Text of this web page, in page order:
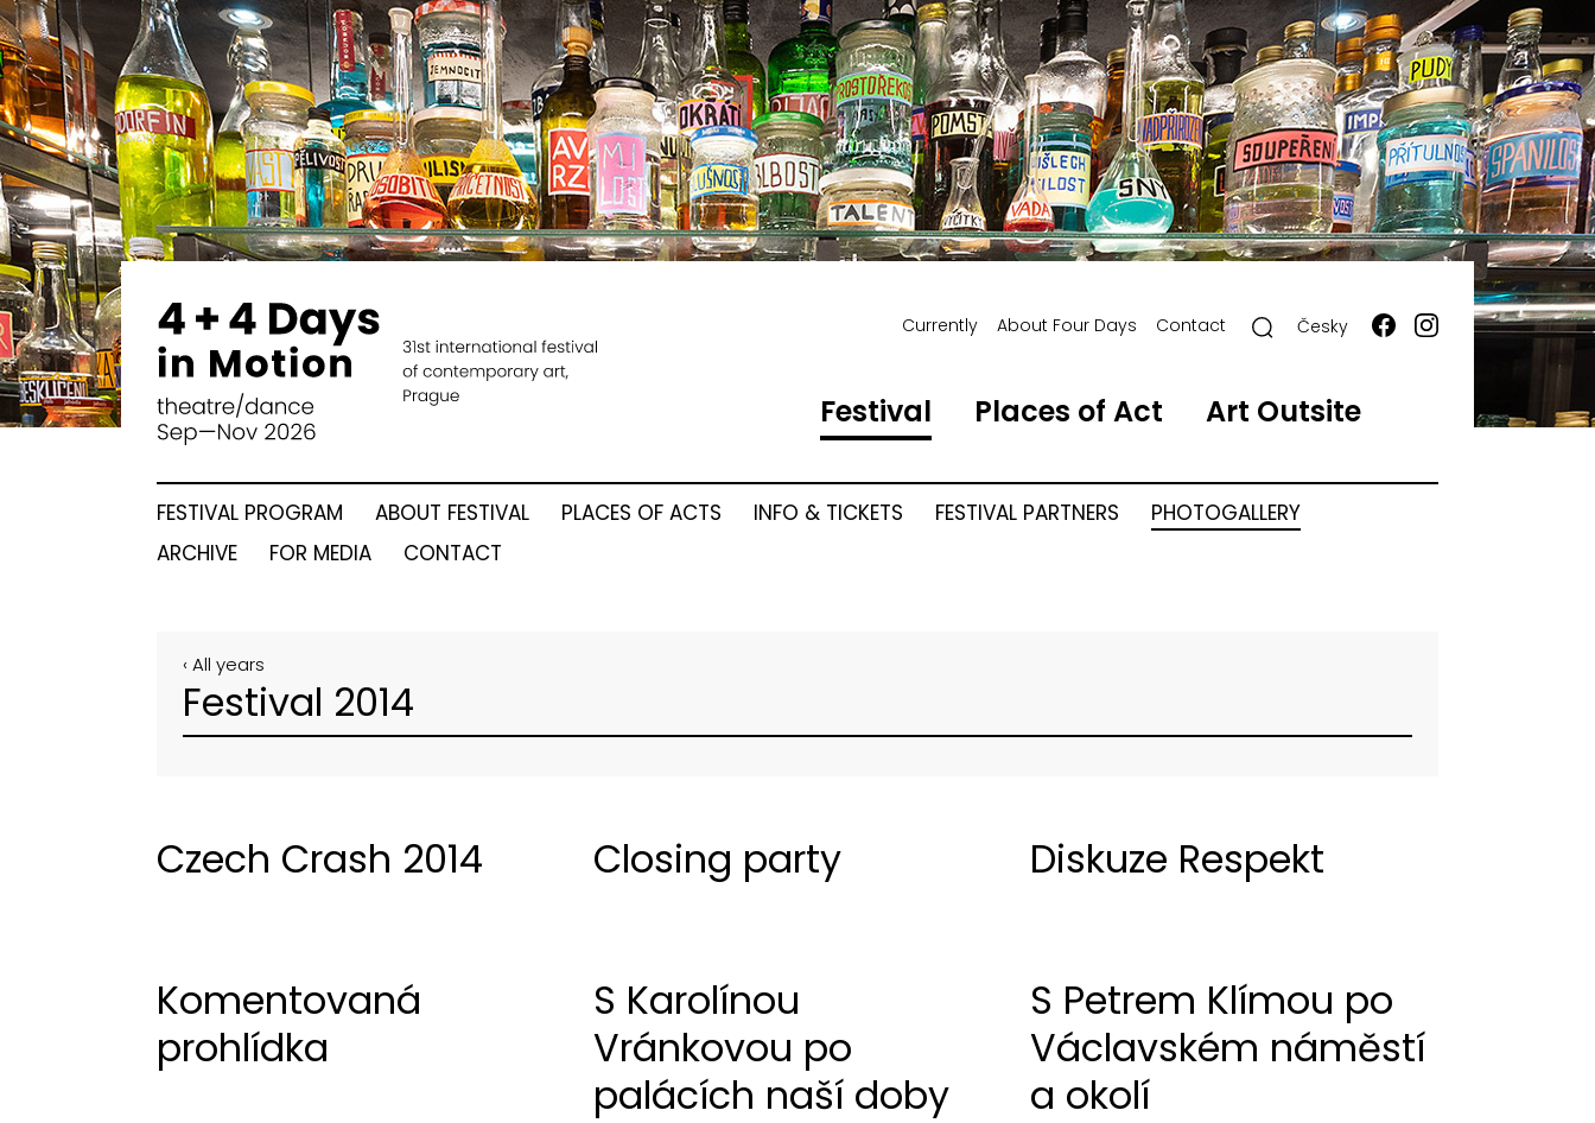
Festival Places of Act Art Outsite
Currently About Four Days Contact Česky
FESTIVAL PROGRAM ABOUT FESTIVAL PLACES OF ACTS INFO & TICKETS FESTIVAL PARTNERS
PHOTOGALLERY
ARCHIVE
FOR MEDIA CONTACT
‹ All years
Festival 2014
Czech Crash 2014 Closing party Diskuze Respekt
Komentovaná
prohlídka
S Karolínou
Vránkovou po
palácích naší doby
S Petrem Klímou po
Václavském náměstí
a okolí